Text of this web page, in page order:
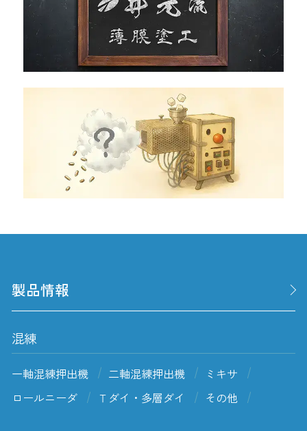
製品情報
混練
一軸混練押出機 二軸混練押出機
ミキサ
ロールニーダ
Ｔダイ・多層ダイ その他